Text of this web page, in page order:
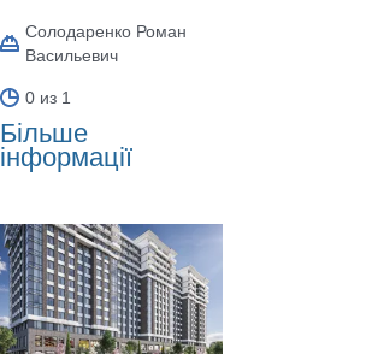
Солодаренко Роман
Васильевич
0 из 1
Більше
інформації